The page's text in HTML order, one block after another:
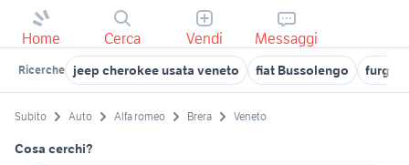
Home Cerca Vendi Messaggi
Ricerche jeep cherokee usata veneto fiat Bussolengo
Subito Auto Alfa romeo Brera Veneto
Cosa cerchi?